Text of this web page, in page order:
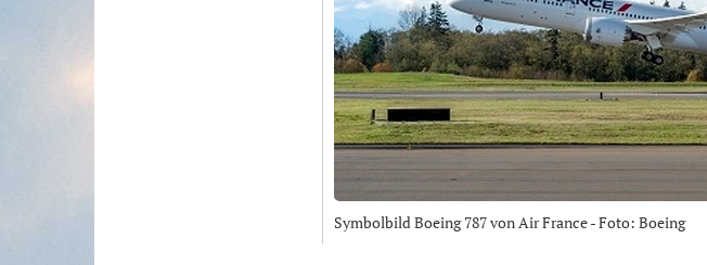
Symbolbild Boeing 787 von Air France - Foto: Boeing